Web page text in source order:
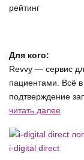
рейтинг
Для кого:
Revvy — сервис
пациентами. Всё
подтверждение
читать далее
i-digital direct